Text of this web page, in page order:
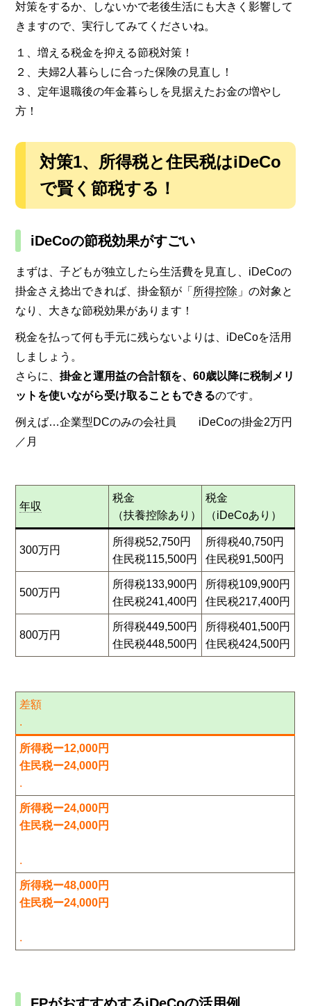
対策をするか、しないかで老後生活にも大きく影響して
きますので、実行してみてくださいね。
１、増える税金を抑える節税対策！
２、夫婦2人暮らしに合った保険の見直し！
３、定年退職後の年金暮らしを見据えたお金の増やし
方！
対策1、 所得税と住民税はiDeCo
で賢く節税する！
iDeCoの節税効果がすごい
まずは、子どもが独立したら生活費を見直し、iDeCoの
掛金さえ捻出できれば、掛金額が「 所得控除 」の対象と
なり、大きな節税効果があります！
税金を払って何も手元に残らないよりは、iDeCoを活用
しましょう。
さらに、掛金と運用益の合計額を、60歳以降に税制メリ
ットを使いながら受け取ることもできるのです。
例えば…企業型DCのみの会社員 iDeCoの掛金2万円
／月
年収
税金
（扶養控除あり）
税金
（iDeCoあり）
300万円
所得税52,750円
住民税115,500円
所得税40,750円
住民税91,500円
500万円
所得税133,900円
住民税241,400円
所得税109,900円
住民税217,400円
800万円
所得税449,500円
住民税448,500円
所得税401,500円
住民税424,500円
差額
.
所得税ー12,000円
住民税ー24,000円
.
所得税ー24,000円
住民税ー24,000円
.
所得税ー48,000円
住民税ー24,000円
.